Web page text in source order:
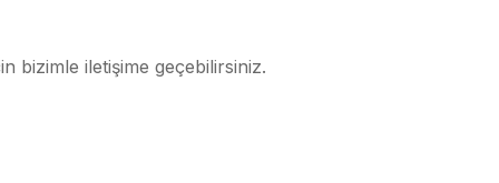
bizimle iletişime geçebilirsiniz.